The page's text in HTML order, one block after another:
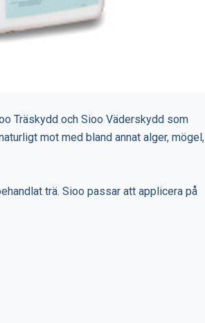
Träskydd och Sioo Väderskydd som
mot med bland annat alger, mögel,
trä. Sioo passar att applicera på